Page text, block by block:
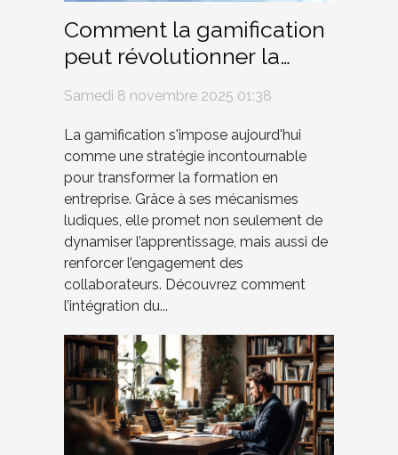
Comment la gamification
peut révolutionner la
Samedi 8 novembre 2025 01:38
La gamification s'impose aujourd'hui
comme une stratégie incontournable
pour transformer la formation en
entreprise. Grâce à ses mécanismes
ludiques, elle promet non seulement de
dynamiser l’apprentissage, mais aussi de
renforcer l’engagement des
collaborateurs. Découvrez comment
l’intégration du...